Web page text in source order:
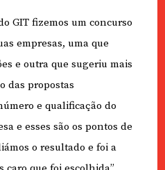
GIT fizemos um concurso
empresas, uma que
e outra que sugeriu mais
das propostas
e qualificação do
e esses são os pontos de
o resultado e foi a